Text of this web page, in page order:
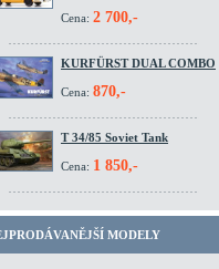
Cena: 2 700,-
KURFÜRST DUAL COMBO
Cena: 870,-
T 34/85 Soviet Tank
Cena: 1 850,-
MODELY